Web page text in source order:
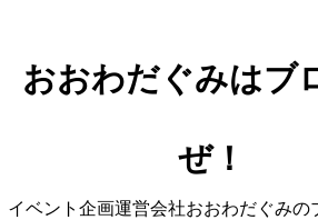
おおわだぐみはブ
ぜ！
イベント企画運営会社おおわだぐみの